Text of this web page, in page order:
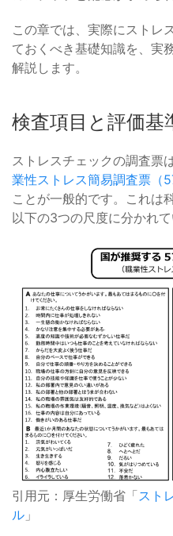
この章では、実際にストレ
ておくべき基礎知識を、実
解説します。
検査項目と評価基
ストレスチェックの調査票
業性ストレス簡易調査票（
ことが一般的です。これは
以下の3つの尺度に分かれて
引用元：厚生労働省「スト
ル 」